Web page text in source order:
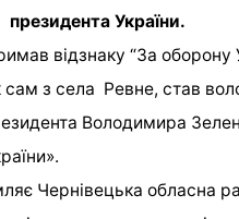
президента України.
відзнаку “За оборону
сам з села Ревне, став
Володимира
Чернівецька обласна